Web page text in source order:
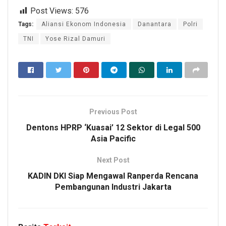
Post Views: 576
Tags: Aliansi Ekonom Indonesia Danantara Polri
TNI Yose Rizal Damuri
Previous Post
Dentons HPRP ‘Kuasai’ 12 Sektor di Legal 500
Asia Pacific
Next Post
KADIN DKI Siap Mengawal Ranperda Rencana
Pembangunan Industri Jakarta